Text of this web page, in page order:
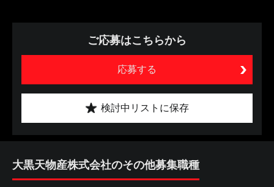
ご応募はこちらから
応募する
検討中リストに保存
大黒天物産株式会社のその他募集職種